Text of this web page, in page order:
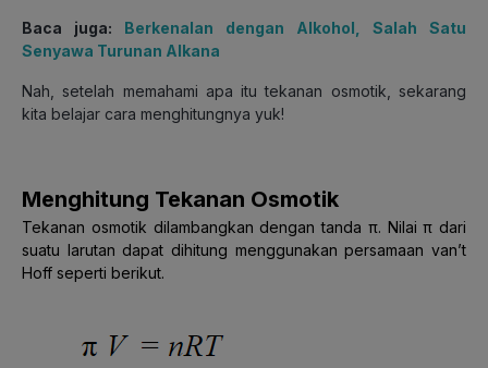
Baca juga: Berkenalan dengan Alkohol, Salah Satu
Senyawa Turunan Alkana
Nah, setelah memahami apa itu tekanan osmotik, sekarang
kita belajar cara menghitungnya yuk!
Menghitung Tekanan Osmotik
Tekanan osmotik dilambangkan dengan tanda π. Nilai π dari
suatu larutan dapat dihitung menggunakan persamaan van’t
Hoff seperti berikut.